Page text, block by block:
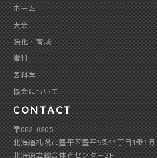
ホーム
大会
強化・育成
審判
医科学
協会について
CONTACT
〒062-0905
北海道札幌市豊平区豊平5条11丁目1番1号
北海道立総合体育センター2F